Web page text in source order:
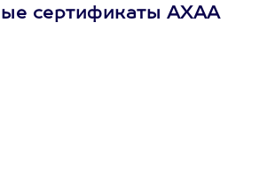
сертификаты АХАА